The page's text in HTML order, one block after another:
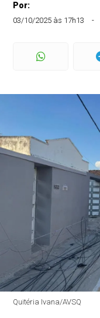
Por:
03/10/2025 às 17h13
Quitéria Ivana/AVSQ